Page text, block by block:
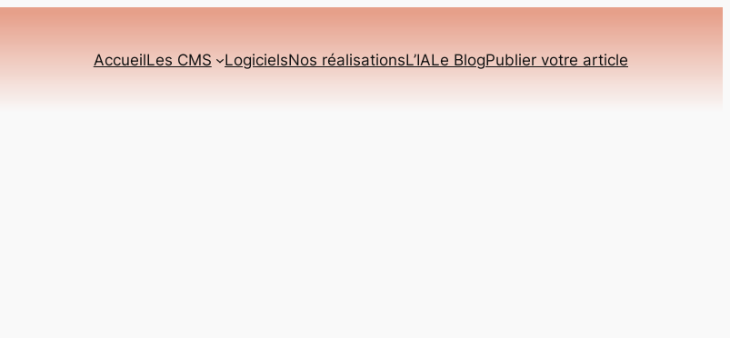
AccueilLes CMS LogicielsNos réalisationsL’IALe BlogPublier votre article